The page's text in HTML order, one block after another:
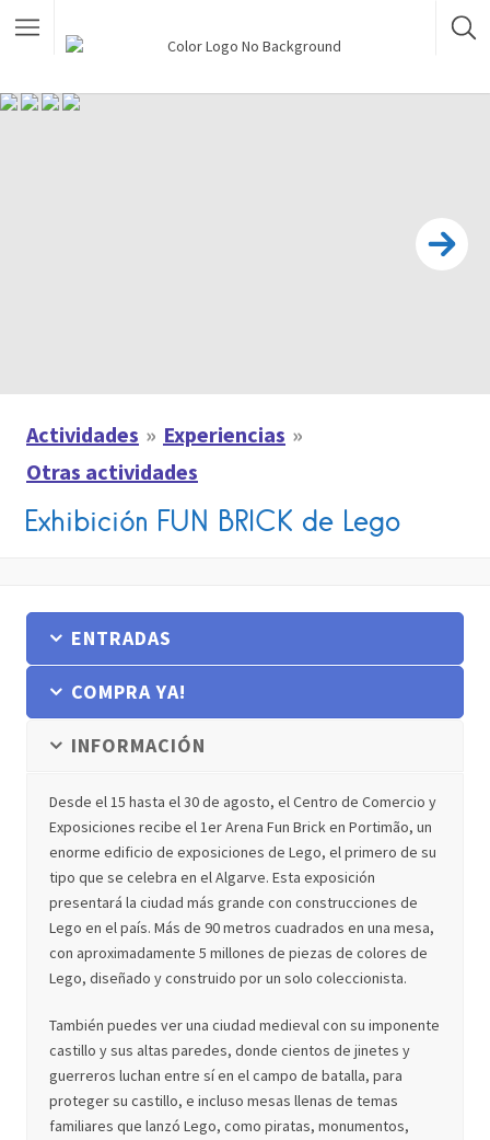
Actividades
Experiencias
Otras actividades
Exhibición FUN BRICK de Lego
ENTRADAS
COMPRA YA!
INFORMACIÓN
Desde el 15 hasta el 30 de agosto, el Centro de Comercio y
Exposiciones recibe el 1er Arena Fun Brick en Portimão, un
enorme edificio de exposiciones de Lego, el primero de su
tipo que se celebra en el Algarve. Esta exposición
presentará la ciudad más grande con construcciones de
Lego en el país. Más de 90 metros cuadrados en una mesa,
con aproximadamente 5 millones de piezas de colores de
Lego, diseñado y construido por un solo coleccionista.
También puedes ver una ciudad medieval con su imponente
castillo y sus altas paredes, donde cientos de jinetes y
guerreros luchan entre sí en el campo de batalla, para
proteger su castillo, e incluso mesas llenas de temas
familiares que lanzó Lego, como piratas, monumentos,